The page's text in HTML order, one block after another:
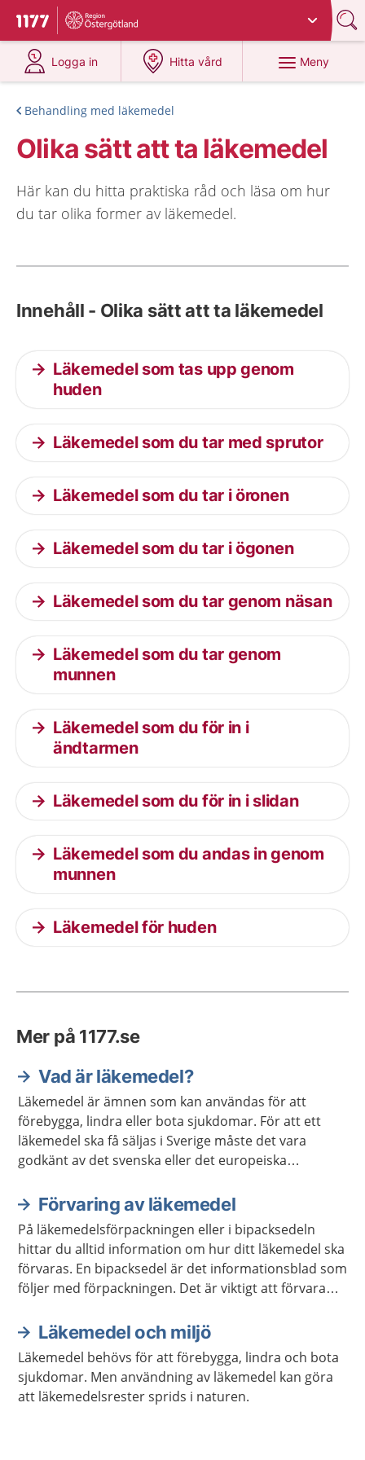
Till startsidan för 1177
Du har valt region
Logga in
på 1177.se
Hitta vård
på 1177.se
Meny
Behandling med läkemedel
Olika sätt att ta läkemedel
Här kan du hitta praktiska råd och läsa om hur
du tar olika former av läkemedel.
Innehåll - Olika sätt att ta läkemedel
Läkemedel som tas upp genom
huden
Läkemedel som du tar med sprutor
Läkemedel som du tar i öronen
Läkemedel som du tar i ögonen
Läkemedel som du tar genom näsan
Läkemedel som du tar genom
munnen
Läkemedel som du för in i
ändtarmen
Läkemedel som du för in i slidan
Läkemedel som du andas in genom
munnen
Läkemedel för huden
Mer på 1177.se
Vad är läkemedel?
Läkemedel är ämnen som kan användas för att
förebygga, lindra eller bota sjukdomar. För att ett
läkemedel ska få säljas i Sverige måste det vara
godkänt av det svenska eller det europeiska
Förvaring av läkemedel
På läkemedelsförpackningen eller i bipacksedeln
hittar du alltid information om hur ditt läkemedel ska
förvaras. En bipacksedel är det informationsblad som
följer med förpackningen. Det är viktigt att förvara
Läkemedel och miljö
Läkemedel behövs för att förebygga, lindra och bota
sjukdomar. Men användning av läkemedel kan göra
att läkemedelsrester sprids i naturen.